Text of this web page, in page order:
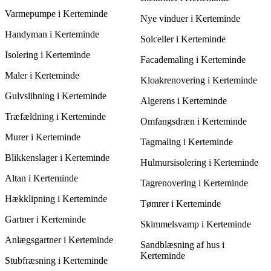
Varmepumpe i Kerteminde
Handyman i Kerteminde
Isolering i Kerteminde
Maler i Kerteminde
Gulvslibning i Kerteminde
Træfældning i Kerteminde
Murer i Kerteminde
Blikkenslager i Kerteminde
Altan i Kerteminde
Hækklipning i Kerteminde
Gartner i Kerteminde
Anlægsgartner i Kerteminde
Stubfræsning i Kerteminde
Nye vinduer i Kerteminde
Solceller i Kerteminde
Facademaling i Kerteminde
Kloakrenovering i Kerteminde
Algerens i Kerteminde
Omfangsdræn i Kerteminde
Tagmaling i Kerteminde
Hulmursisolering i Kerteminde
Tagrenovering i Kerteminde
Tømrer i Kerteminde
Skimmelsvamp i Kerteminde
Sandblæsning af hus i
Kerteminde